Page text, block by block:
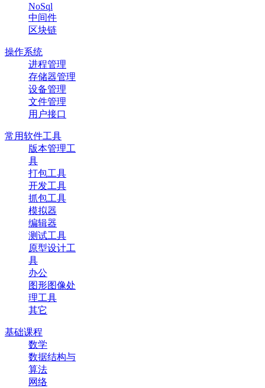
NoSql
中间件
区块链
操作系统
进程管理
存储器管理
设备管理
文件管理
用户接口
常用软件工具
版本管理工
具
打包工具
开发工具
抓包工具
模拟器
编辑器
测试工具
原型设计工
具
办公
图形图像处
理工具
其它
基础课程
数学
数据结构与
算法
网络